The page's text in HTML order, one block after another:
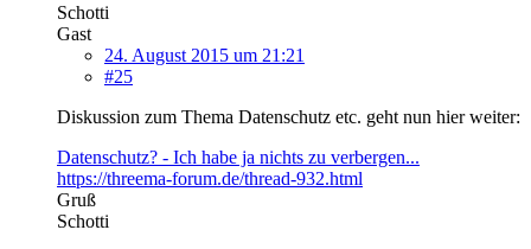
Schotti
Gast
24. August 2015 um 21:21
#25
Diskussion zum Thema Datenschutz etc. geht nun hier weiter:
Datenschutz? - Ich habe ja nichts zu verbergen...
https://threema-forum.de/thread-932.html
Gruß
Schotti